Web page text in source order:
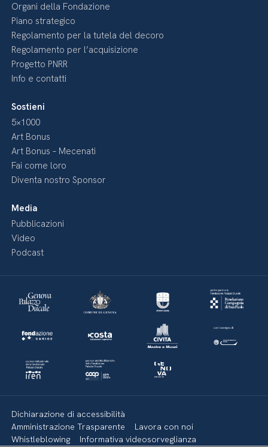
Organi della Fondazione
Piano strategico
Regolamento per la tutela del decoro
Regolamento per l’acquisizione
Progetto PNRR
Info e contatti
Sostieni
5×1000
Art Bonus
Art Bonus – Mecenati
Fai come loro
Diventa nostro Sponsor
Media
Pubblicazioni
Video
Podcast
Dichiarazione di accessibilità
Amministrazione Trasparente
Lavora con noi
Whistleblowing
Informativa videosorveglianza